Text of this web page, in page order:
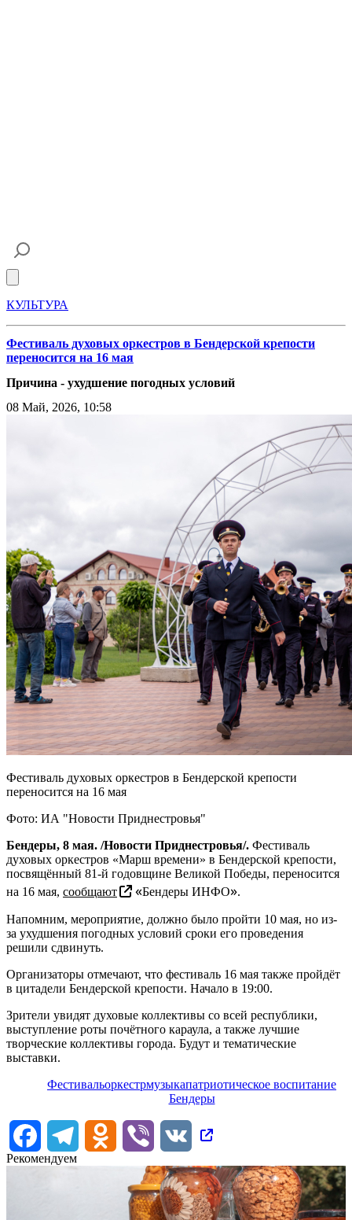
КУЛЬТУРА
Фестиваль духовых оркестров в Бендерской крепости
переносится на 16 мая
Причина - ухудшение погодных условий
08 Май, 2026, 10:58
Фестиваль духовых оркестров в Бендерской крепости
переносится на 16 мая
Фото: ИА "Новости Приднестровья"
Бендеры, 8 мая. /Новости Приднестровья/. Фестиваль
духовых оркестров «Марш времени» в Бендерской крепости,
посвящённый 81-й годовщине Великой Победы, переносится
на 16 мая, сообщают «Бендеры ИНФО».
Напомним, мероприятие, должно было пройти 10 мая, но из-
за ухудшения погодных условий сроки его проведения
решили сдвинуть.
Организаторы отмечают, что фестиваль 16 мая также пройдёт
в цитадели Бендерской крепости. Начало в 19:00.
Зрители увидят духовые коллективы со всей республики,
выступление роты почётного караула, а также лучшие
творческие коллективы города. Будут и тематические
выставки.
Фестивальоркестрмузыкапатриотическое воспитание
Бендеры
FacebookTelegram Odnoklassniki
Viber
VK
Рекомендуем